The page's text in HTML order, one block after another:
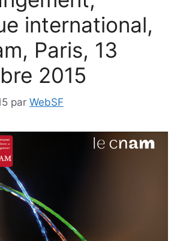
international,
Paris, 13
2015
par WebSF